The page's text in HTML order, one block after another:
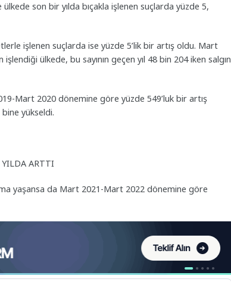
son bir yılda bıçakla işlenen suçlarda yüzde 5,
işlenen suçlarda ise yüzde 5’lik bir artış oldu. Mart
ülkede, bu sayının geçen yıl 48 bin 204 iken salgın
Mart 2020 dönemine göre yüzde 549’luk bir artış
bine yükseldi.
YILDA ARTTI
yaşansa da Mart 2021-Mart 2022 dönemine göre